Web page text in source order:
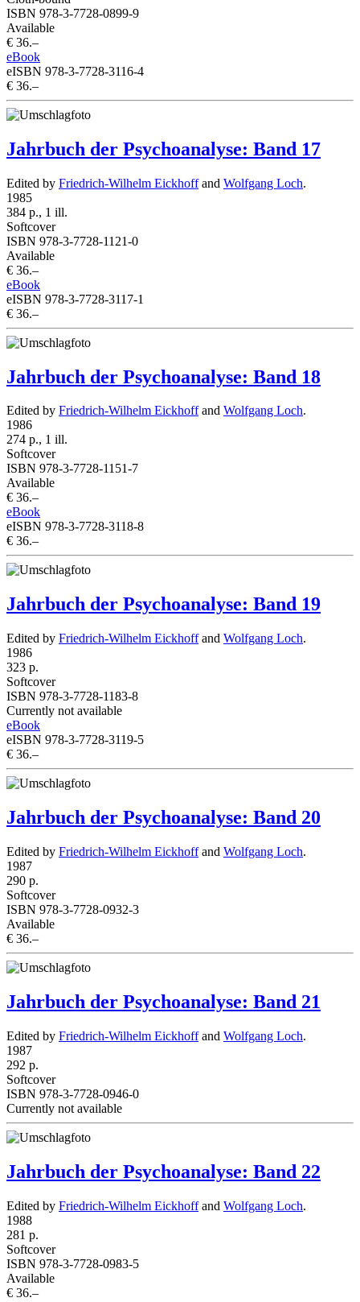
ISBN 978-3-7728-0899-9
Available
€ 36.–
eBook
eISBN 978-3-7728-3116-4
€ 36.–
Jahrbuch der Psychoanalyse: Band 17
Edited by Friedrich-Wilhelm Eickhoffand Wolfgang Loch.
1985
384 p., 1 ill.
Softcover
ISBN 978-3-7728-1121-0
Available
€ 36.–
eBook
eISBN 978-3-7728-3117-1
€ 36.–
Jahrbuch der Psychoanalyse: Band 18
Edited by Friedrich-Wilhelm Eickhoffand Wolfgang Loch.
1986
274 p., 1 ill.
Softcover
ISBN 978-3-7728-1151-7
Available
€ 36.–
eBook
eISBN 978-3-7728-3118-8
€ 36.–
Jahrbuch der Psychoanalyse: Band 19
Edited by Friedrich-Wilhelm Eickhoffand Wolfgang Loch.
1986
323 p.
Softcover
ISBN 978-3-7728-1183-8
Currently not available
eBook
eISBN 978-3-7728-3119-5
€ 36.–
Jahrbuch der Psychoanalyse: Band 20
Edited by Friedrich-Wilhelm Eickhoffand Wolfgang Loch.
1987
290 p.
Softcover
ISBN 978-3-7728-0932-3
Available
€ 36.–
Jahrbuch der Psychoanalyse: Band 21
Edited by Friedrich-Wilhelm Eickhoffand Wolfgang Loch.
1987
292 p.
Softcover
ISBN 978-3-7728-0946-0
Currently not available
Jahrbuch der Psychoanalyse: Band 22
Edited by Friedrich-Wilhelm Eickhoffand Wolfgang Loch.
1988
281 p.
Softcover
ISBN 978-3-7728-0983-5
Available
€ 36.–